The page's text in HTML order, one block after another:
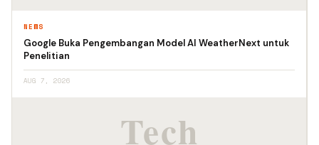
NEWS
Google Buka Pengembangan Model AI WeatherNext untuk
Penelitian
AUG 7, 2026